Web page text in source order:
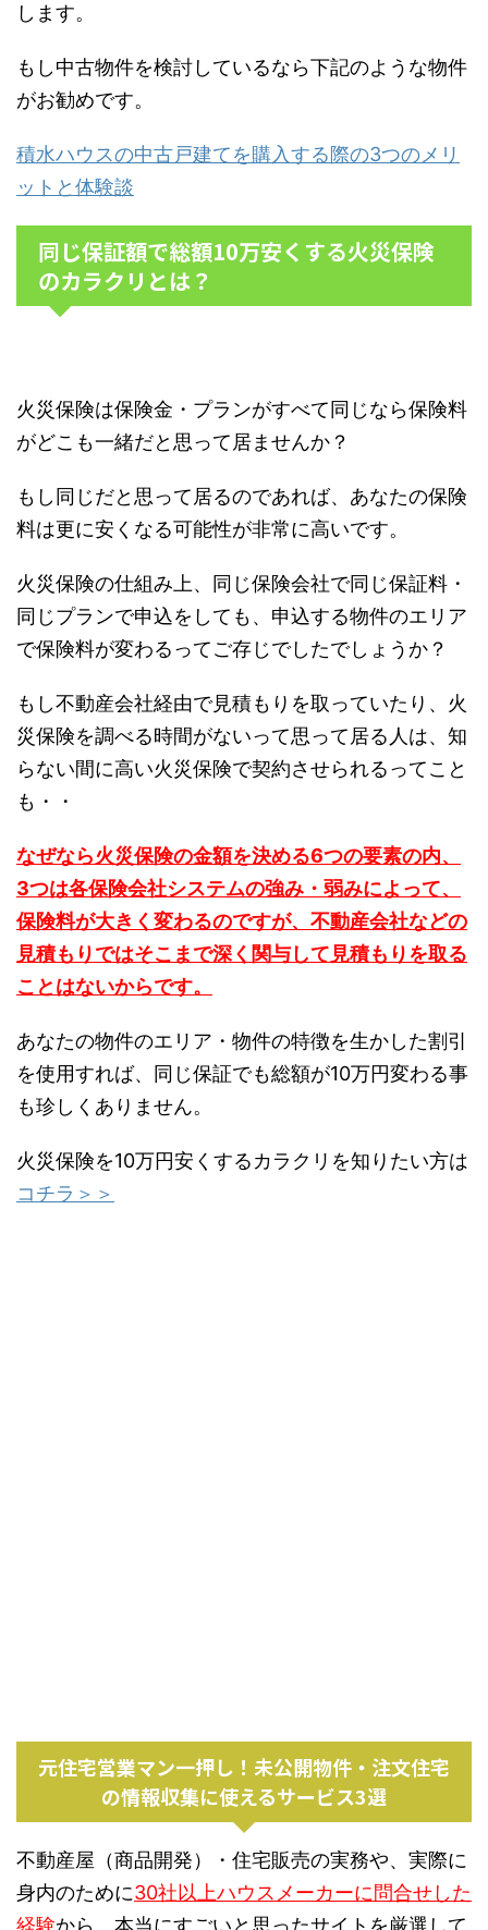
します。
もし中古物件を検討しているなら下記のような物件
がお勧めです。
積水ハウスの中古戸建てを購入する際の3つのメリ
ットと体験談
同じ保証額で総額10万安くする火災保険
のカラクリとは？
火災保険は保険金・プランがすべて同じなら保険料
がどこも一緒だと思って居ませんか？
もし同じだと思って居るのであれば、あなたの保険
料は更に安くなる可能性が非常に高いです。
火災保険の仕組み上、同じ保険会社で同じ保証料・
同じプランで申込をしても、申込する物件のエリア
で保険料が変わるってご存じでしたでしょうか？
もし不動産会社経由で見積もりを取っていたり、火
災保険を調べる時間がないって思って居る人は、知
らない間に高い火災保険で契約させられるってこと
も・・
なぜなら火災保険の金額を決める6つの要素の内、
3つは各保険会社システムの強み・弱みによって、
保険料が大きく変わるのですが、不動産会社などの
見積もりではそこまで深く関与して見積もりを取る
ことはないからです。
あなたの物件のエリア・物件の特徴を生かした割引
を使用すれば、同じ保証でも総額が10万円変わる事
も珍しくありません。
火災保険を10万円安くするカラクリを知りたい方は
コチラ＞＞
元住宅営業マン一押し！未公開物件・注文住宅
の情報収集に使えるサービス3選
不動産屋（商品開発）・住宅販売の実務や、実際に
身内のために30社以上ハウスメーカーに問合せした
経験から、本当にすごいと思ったサイトを厳選して